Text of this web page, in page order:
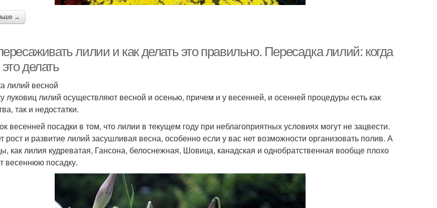
→
лилии и как делать это правильно. Пересадка лилий: когда
делать
лилий весной
луковиц лилий осуществляют весной и осенью, причем и у весенней, и осенней процедуры есть как
так и недостатки.
весенней посадки в том, что лилии в текущем году при неблагоприятных условиях могут не зацвести.
рост и развитие лилий засушливая весна, особенно если у вас нет возможности организовать полив. А
как лилия кудреватая, Гансона, белоснежная, Шовица, канадская и однобратственная вообще плохо
весеннюю посадку.